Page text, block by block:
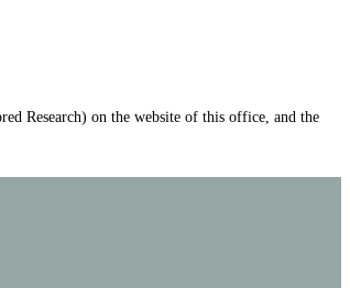
Research) on the website of this office, and the